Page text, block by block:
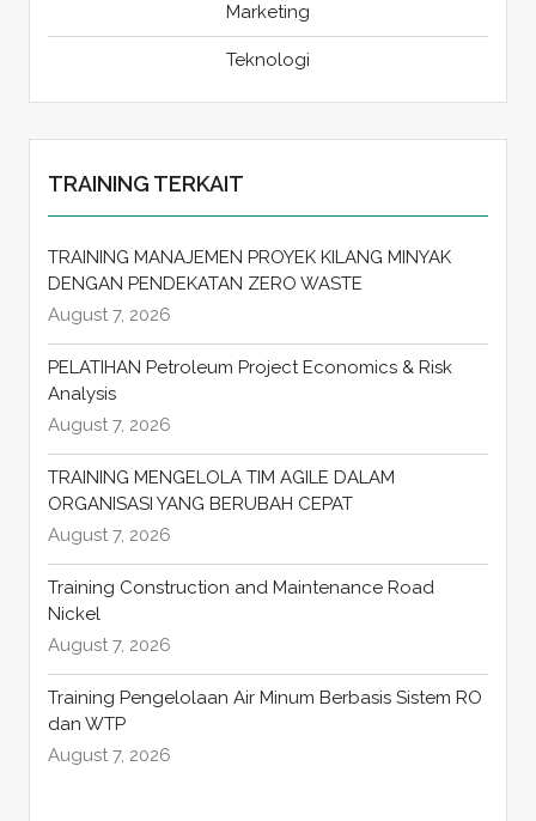
Marketing
Teknologi
TRAINING TERKAIT
TRAINING MANAJEMEN PROYEK KILANG MINYAK
DENGAN PENDEKATAN ZERO WASTE
August 7, 2026
PELATIHAN Petroleum Project Economics & Risk
Analysis
August 7, 2026
TRAINING MENGELOLA TIM AGILE DALAM
ORGANISASI YANG BERUBAH CEPAT
August 7, 2026
Training Construction and Maintenance Road
Nickel
August 7, 2026
Training Pengelolaan Air Minum Berbasis Sistem RO
dan WTP
August 7, 2026